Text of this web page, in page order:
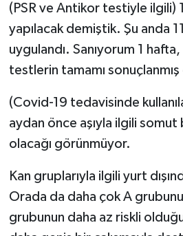
(PSR ve Antikor testiyle ilgili)
yapılacak demiştik. Şu anda
uygulandı. Sanıyorum 1
testlerin tamamı
(Covid-19 tedavisinde
aydan önce aşıyla ilgili somut
olacağı görünmüyor.
Kan gruplarıyla ilgili yurt
Orada da daha çok A
grubunun daha az riskli